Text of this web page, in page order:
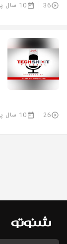
36 10 سال پیش
26 10 سال پیش